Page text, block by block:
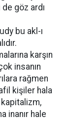
de göz ardı
bu akl-ı
karşın
insanın
rağmen
kişiler hala
inanır hale